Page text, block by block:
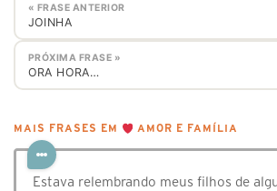
« FRASE ANTERIOR
JOINHA
PRÓXIMA FRASE »
ORA HORA…
MAIS FRASES EM AMOR E FAMÍLIA
Estava relembrando meus filhos de